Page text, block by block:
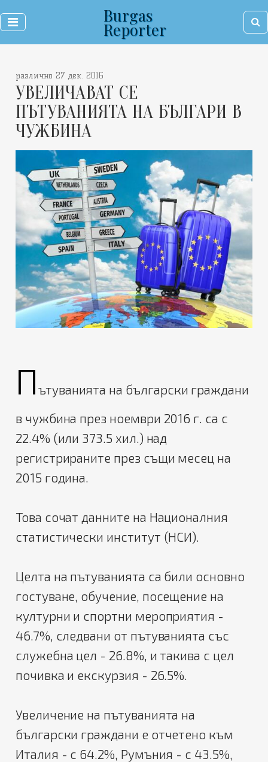
Burgas
Reporter
различно 27 дек. 2016
УВЕЛИЧАВАТ СЕ
ПЪТУВАНИЯТА НА БЪЛГАРИ В
ЧУЖБИНА
П ътуванията на български граждани
в чужбина през ноември 2016 г. са с
22.4% (или 373.5 хил.) над
регистрираните през същи месец на
2015 година.
Това сочат данните на Националния
статистически институт (НСИ).
Целта на пътуванията са били основно
гостуване, обучение, посещение на
културни и спортни мероприятия -
46.7%, следвани от пътуванията със
служебна цел - 26.8%, и такива с цел
почивка и екскурзия - 26.5%.
Увеличение на пътуванията на
български граждани е отчетено към
Италия - с 64.2%, Румъния - с 43.5%,